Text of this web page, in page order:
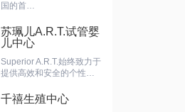
国的首…
苏珮儿A.R.T.试管婴
儿中心
Superior A.R.T.始终致力于
提供高效和安全的个性…
千禧生殖中心